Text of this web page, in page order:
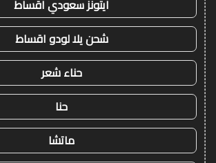
ايتونز سعودي اقساط
شحن يلا لودو اقساط
حناء شعر
حنا
ماتشا